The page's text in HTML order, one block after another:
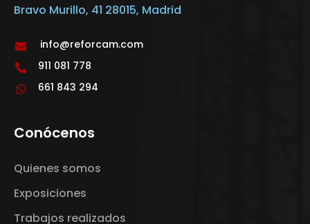
Bravo Murillo, 41 28015, Madrid
info@reforcam.com
911 081 778
661 843 294
Conócenos
Quienes somos
Exposiciones
Trabajos realizados